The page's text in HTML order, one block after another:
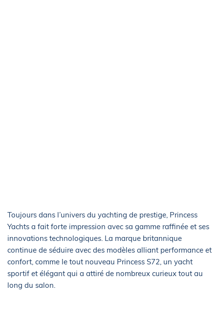
Toujours dans l’univers du yachting de prestige, Princess
Yachts a fait forte impression avec sa gamme raffinée et ses
innovations technologiques. La marque britannique
continue de séduire avec des modèles alliant performance et
confort, comme le tout nouveau Princess S72, un yacht
sportif et élégant qui a attiré de nombreux curieux tout au
long du salon.